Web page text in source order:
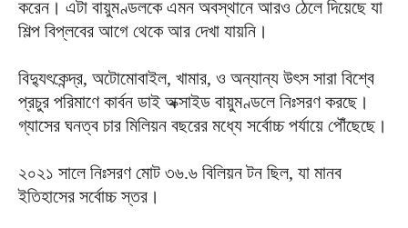
করেন। এটা বায়ুমণ্ডলকে এমন অবস্থানে আরও ঠেলে দিয়েছে যা
শিল্প বিপ্লবের আগে থেকে আর দেখা যায়নি।
বিদ্যুৎকেন্দ্র, অটোমোবাইল, খামার, ও অন্যান্য উৎস সারা বিশ্বে
প্রচুর পরিমাণে কার্বন ডাই অক্সাইড বায়ুমণ্ডলে নিঃসরণ করছে।
গ্যাসের ঘনত্ব চার মিলিয়ন বছরের মধ্যে সর্বোচ্চ পর্যায়ে পৌঁছেছে।
২০২১ সালে নিঃসরণ মোট ৩৬.৬ বিলিয়ন টন ছিল, যা মানব
ইতিহাসের সর্বোচ্চ স্তর।